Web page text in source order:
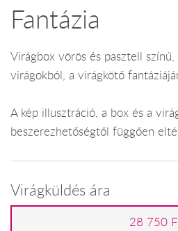
Fantázia
Virágbox vörös és pasztell
virágokból, a virágkötő
A kép illusztráció, a box és a
beszerezhetőségtől függően
Virágküldés ára
28 750